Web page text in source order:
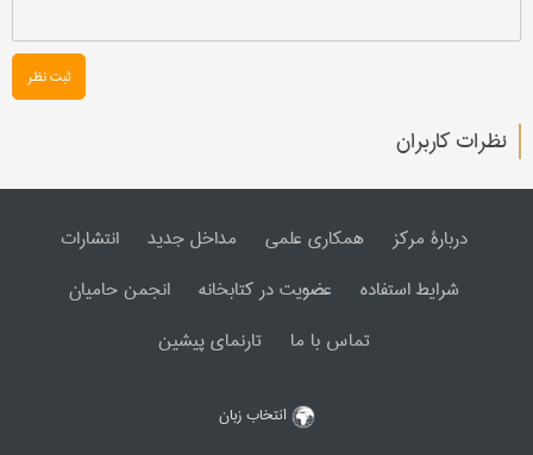
ثبت نظر
نظرات کاربران
دربارۀ مرکز همکاری علمی مداخل جدید
انتشارات
شرایط استفاده
عضویت در کتابخانه
انجمن حامیان
تماس با ما
تارنمای پیشین
انتخاب زبان